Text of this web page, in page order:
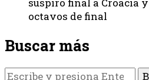
Buscar más
¿Buscas